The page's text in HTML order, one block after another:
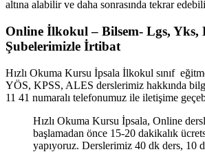
altına alabilir ve daha sonrasında tekrar
Online İlkokul – Bilsem- Lgs,
Şubelerimizle İrtibat
Hızlı Okuma Kursu İpsala İlkokul sınıf
YÖS, KPSS, ALES derslerimiz hakkında
11 41 numaralı telefonumuz ile iletişime
Hızlı Okuma Kursu İpsala, Online
başlamadan önce 15-20 dakikalık
yapıyoruz. Derslerimiz 40 dk ders, 10